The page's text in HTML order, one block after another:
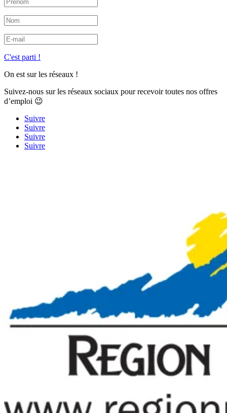
C'est parti !
On est sur les réseaux !
Suivez-nous sur les réseaux sociaux pour recevoir toutes nos offres
d’emploi 😉
Suivre
Suivre
Suivre
Suivre